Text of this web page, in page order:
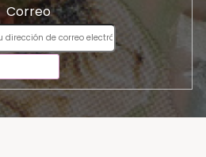
Correo